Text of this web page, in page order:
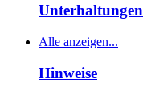
Unterhaltungen
Alle anzeigen...
Hinweise